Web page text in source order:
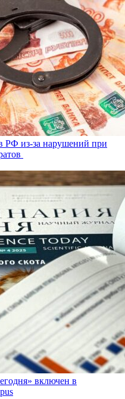
РФ из-за нарушений при
включен в